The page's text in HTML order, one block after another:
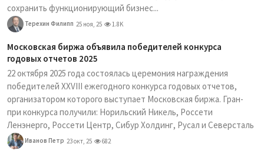
сохранить функционирующий бизнес...
Терехин Филипп 25 ноя, 25 1.8K
Московская биржа объявила победителей конкурса
годовых отчетов 2025
22 октября 2025 года состоялась церемония награждения
победителей XXVIII ежегодного конкурса годовых отчетов,
организатором которого выступает Московская биржа. Гран-
при конкурса получили: Норильский Никель, Россети
Ленэнерго, Россети Центр, Сибур Холдинг, Русал и Северсталь
Иванов Петр 23 окт, 25 682